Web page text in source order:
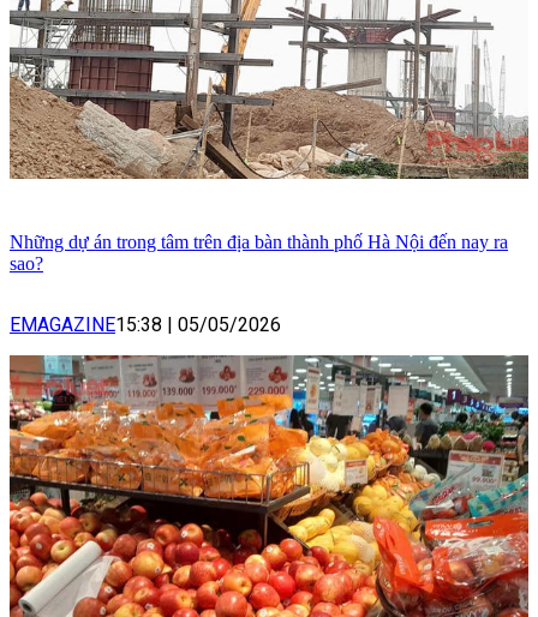
Những dự án trong tâm trên địa bàn thành phố Hà Nội đến nay ra
sao?
EMAGAZINE15:38 | 05/05/2026